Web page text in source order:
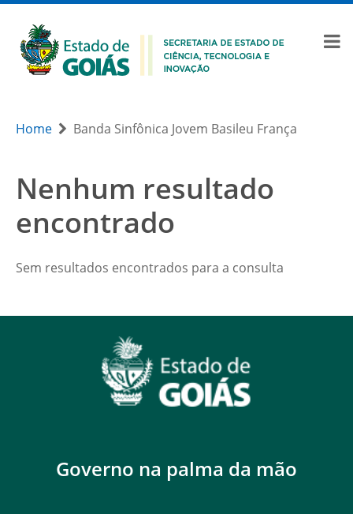
Home Banda Sinfônica Jovem Basileu França
Nenhum resultado
encontrado
Sem resultados encontrados para a consulta
Governo na palma da mão